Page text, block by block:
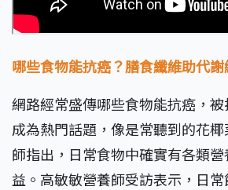
哪些食物能抗癌？膳食纖維助代謝
網路經常盛傳哪些食物能抗癌，
成為熱門話題，像是常聽到的花
師指出，日常食物中確實有各類
益。高敏敏營養師受訪表示，日